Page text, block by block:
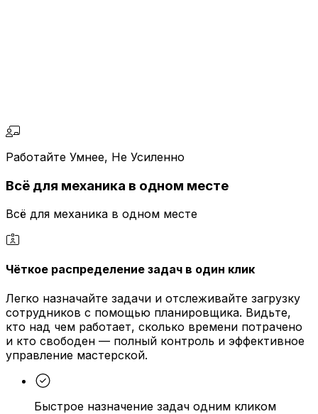
Работайте Умнее, Не Усиленно
Всё для механика в одном месте
Всё для механика в одном месте
Чёткое распределение задач в один клик
Легко назначайте задачи и отслеживайте загрузку
сотрудников с помощью планировщика. Видьте,
кто над чем работает, сколько времени потрачено
и кто свободен — полный контроль и эффективное
управление мастерской.
Быстрое назначение задач одним кликом